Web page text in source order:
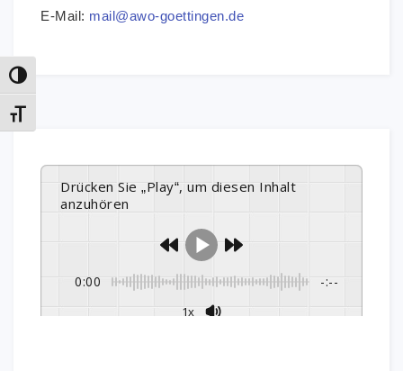
Umschalten auf hohe Kontraste
Schrift vergrößern
Drücken Sie „Play“, um diesen Inhalt
anzuhören
0:00 -:--
1x
E-Mail: mail@awo-goettingen.de